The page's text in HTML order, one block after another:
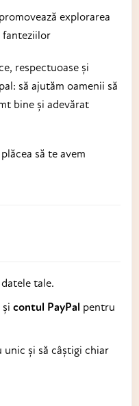
explorarea
fanteziilor
respectuoase și
să ajutăm oamenii să
bine și adevărat
să te avem
tale.
și contul PayPal pentru
și să câștigi chiar